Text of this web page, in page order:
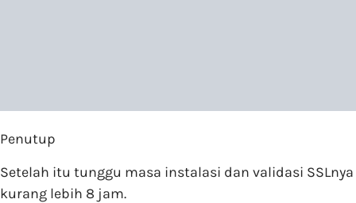
Penutup
Setelah itu tunggu masa instalasi dan validasi SSLnya
kurang lebih 8 jam.